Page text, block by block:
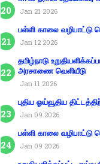
Jan 21 2026
பள்ளி காலை வழிபாட்டு
Jan 12 2026
தமிழ்நாடு
அரசாணை வெளியீடு
Jan 11 2026
புதிய ஓய்வூதிய
Jan 09 2026
பள்ளி காலை வழிபாட்டு
Jan 09 2026